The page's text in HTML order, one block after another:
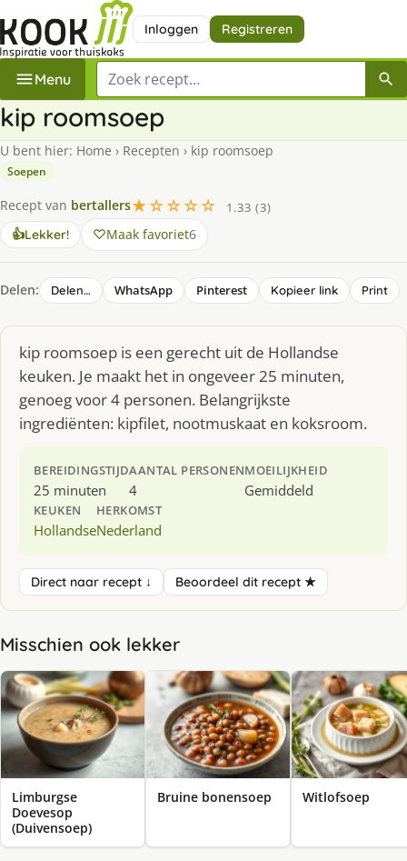
Inloggen Registreren
Menu Zoek een recept
kip roomsoep
U bent hier: Home › Recepten › kip roomsoep
Soepen
Recept van bertallers★☆☆☆☆
1.33 (3)
👍Lekker! Maak favoriet6
Delen: Delen… WhatsApp Pinterest Kopieer link Print
kip roomsoep is een gerecht uit de Hollandse
keuken. Je maakt het in ongeveer 25 minuten,
genoeg voor 4 personen. Belangrijkste
ingrediënten: kipfilet, nootmuskaat en koksroom.
BEREIDINGSTIJD
25 minuten
AANTAL PERSONEN
4
MOEILIJKHEID
Gemiddeld
KEUKEN
Hollandse
HERKOMST
Nederland
Direct naar recept ↓ Beoordeel dit recept ★
Misschien ook lekker
Limburgse
Doevesop
(Duivensoep)
Bruine bonensoep Witlofsoep